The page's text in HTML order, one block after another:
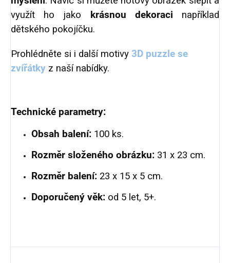
využít ho jako krásnou dekoraci například
dětského pokojíčku.
Prohlédněte si i další motivy 3D puzzle se
zvířátky z naší nabídky.
Technické parametry:
Obsah balení: 100 ks.
Rozměr složeného obrázku: 31 x 23 cm.
Rozměr balení: 23 x 15 x 5 cm.
Doporučený věk: od 5 let, 5+.